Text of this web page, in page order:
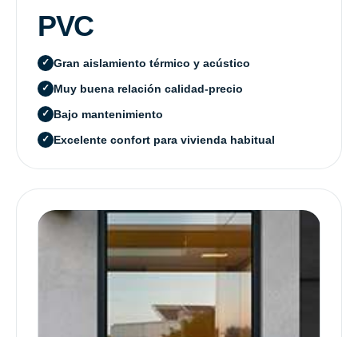
PVC
Gran aislamiento térmico y acústico
Muy buena relación calidad-precio
Bajo mantenimiento
Excelente confort para vivienda habitual